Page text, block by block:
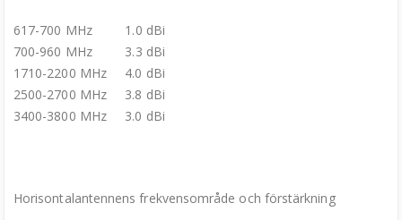
617-700 MHz 1.0 dBi
700-960 MHz 3.3 dBi
1710-2200 MHz 4.0 dBi
2500-2700 MHz 3.8 dBi
3400-3800 MHz 3.0 dBi
Horisontalantennens frekvensområde och förstärkning